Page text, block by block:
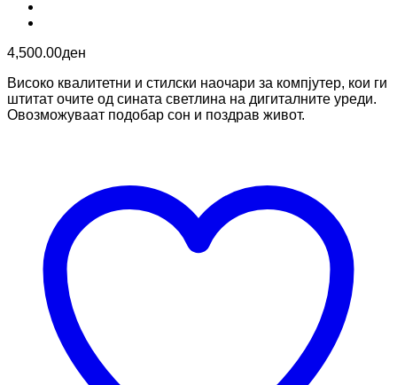
4,500.00ден
Високо квалитетни и стилски наочари за компјутер, кои ги
штитат очите од сината светлина на дигиталните уреди.
Овозможуваат подобар сон и поздрав живот.